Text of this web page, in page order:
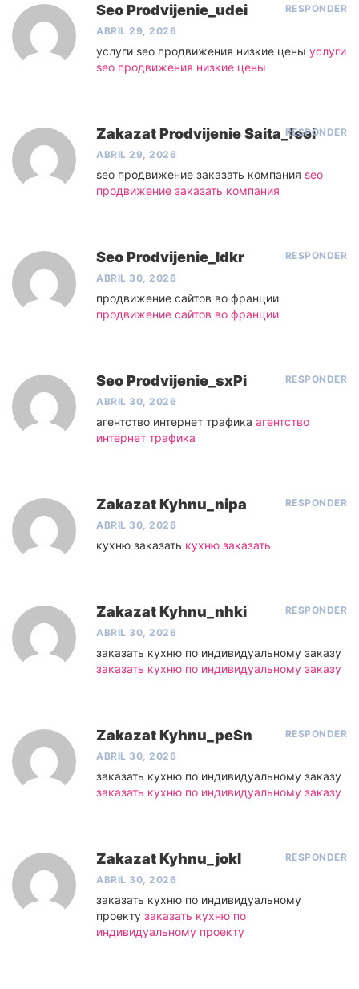
Seo Prodvijenie_udei
ABRIL 29, 2026
RESPONDER
услуги seo продвижения низкие цены услуги
seo продвижения низкие цены
Zakazat Prodvijenie Saita_feei
ABRIL 29, 2026
RESPONDER
seo продвижение заказать компания seo
продвижение заказать компания
Seo Prodvijenie_ldkr
ABRIL 30, 2026
RESPONDER
продвижение сайтов во франции
продвижение сайтов во франции
Seo Prodvijenie_sxPi
ABRIL 30, 2026
RESPONDER
агентство интернет трафика агентство
интернет трафика
Zakazat Kyhnu_nipa
ABRIL 30, 2026
RESPONDER
кухню заказать кухню заказать
Zakazat Kyhnu_nhki
ABRIL 30, 2026
RESPONDER
заказать кухню по индивидуальному заказу
заказать кухню по индивидуальному заказу
Zakazat Kyhnu_peSn
ABRIL 30, 2026
RESPONDER
заказать кухню по индивидуальному заказу
заказать кухню по индивидуальному заказу
Zakazat Kyhnu_jokl
ABRIL 30, 2026
RESPONDER
заказать кухню по индивидуальному
проекту заказать кухню по
индивидуальному проекту